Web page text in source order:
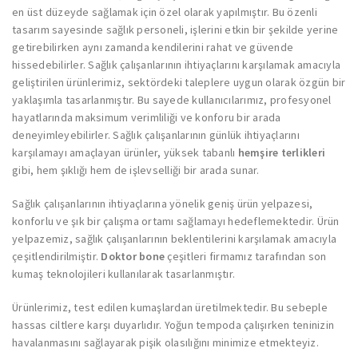
en üst düzeyde sağlamak için özel olarak yapılmıştır. Bu özenli
tasarım sayesinde sağlık personeli, işlerini etkin bir şekilde yerine
getirebilirken aynı zamanda kendilerini rahat ve güvende
hissedebilirler. Sağlık çalışanlarının ihtiyaçlarını karşılamak amacıyla
geliştirilen ürünlerimiz, sektördeki taleplere uygun olarak özgün bir
yaklaşımla tasarlanmıştır. Bu sayede kullanıcılarımız, profesyonel
hayatlarında maksimum verimliliği ve konforu bir arada
deneyimleyebilirler. Sağlık çalışanlarının günlük ihtiyaçlarını
karşılamayı amaçlayan ürünler, yüksek tabanlı hemşire terlikleri
gibi, hem şıklığı hem de işlevselliği bir arada sunar.
Sağlık çalışanlarının ihtiyaçlarına yönelik geniş ürün yelpazesi,
konforlu ve şık bir çalışma ortamı sağlamayı hedeflemektedir. Ürün
yelpazemiz, sağlık çalışanlarının beklentilerini karşılamak amacıyla
çeşitlendirilmiştir. Doktor bone çeşitleri firmamız tarafından son
kumaş teknolojileri kullanılarak tasarlanmıştır.
Ürünlerimiz, test edilen kumaşlardan üretilmektedir. Bu sebeple
hassas ciltlere karşı duyarlıdır. Yoğun tempoda çalışırken teninizin
havalanmasını sağlayarak pişik olasılığını minimize etmekteyiz.